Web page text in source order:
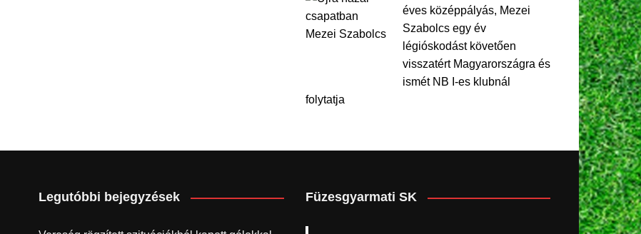
éves középpályás, Mezei
Szabolcs egy év
légióskodást követően
visszatért Magyarországra és
ismét NB I-es klubnál
folytatja
Legutóbbi bejegyzések Füzesgyarmati SK